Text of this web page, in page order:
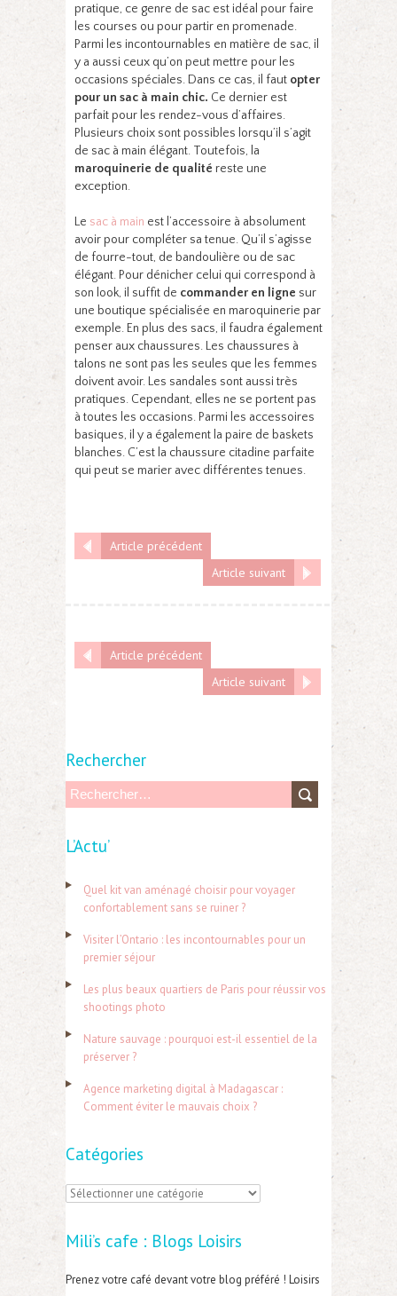
pratique, ce genre de sac est idéal pour faire
les courses ou pour partir en promenade.
Parmi les incontournables en matière de sac, il
y a aussi ceux qu’on peut mettre pour les
occasions spéciales. Dans ce cas, il faut opter
pour un sac à main chic. Ce dernier est
parfait pour les rendez-vous d’affaires.
Plusieurs choix sont possibles lorsqu’il s’agit
de sac à main élégant. Toutefois, la
maroquinerie de qualité reste une
exception.
Le sac à main est l’accessoire à absolument
avoir pour compléter sa tenue. Qu’il s’agisse
de fourre-tout, de bandoulière ou de sac
élégant. Pour dénicher celui qui correspond à
son look, il suffit de commander en ligne sur
une boutique spécialisée en maroquinerie par
exemple. En plus des sacs, il faudra également
penser aux chaussures. Les chaussures à
talons ne sont pas les seules que les femmes
doivent avoir. Les sandales sont aussi très
pratiques. Cependant, elles ne se portent pas
à toutes les occasions. Parmi les accessoires
basiques, il y a également la paire de baskets
blanches. C’est la chaussure citadine parfaite
qui peut se marier avec différentes tenues.
Article précédent
Article suivant
Article précédent
Article suivant
Rechercher
h
r
:
L’Actu’
Quel kit van aménagé choisir pour voyager
confortablement sans se ruiner ?
Visiter l’Ontario : les incontournables pour un
premier séjour
Les plus beaux quartiers de Paris pour réussir vos
shootings photo
Nature sauvage : pourquoi est-il essentiel de la
préserver ?
Agence marketing digital à Madagascar :
Comment éviter le mauvais choix ?
Catégories
C
t
é
Mili’s cafe : Blogs Loisirs
Prenez votre café devant votre blog préféré ! Loisirs